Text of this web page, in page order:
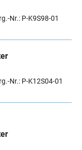
Nr.: P-K9S98-01
Nr.: P-K12S04-01